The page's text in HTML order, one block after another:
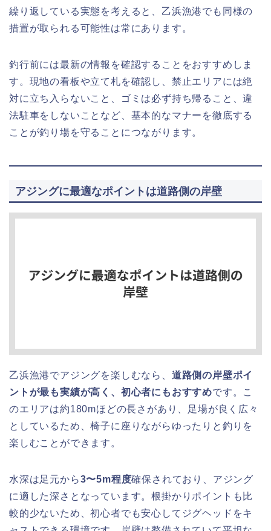
繰り返している実態を考えると、乙浜漁港でも同様の
措置が取られる可能性は常にあります。
釣行前には最新の情報を確認することをおすすめしま
す。現地の看板や立て札を確認し、禁止エリアには絶
対に立ち入らないこと、ゴミは必ず持ち帰ること、違
法駐車をしないことなど、基本的なマナーを徹底する
ことが釣り場を守ることにつながります。
アジングに最適なポイントは道路側の岸壁
乙浜漁港でアジングを楽しむなら、 道路側の岸壁ポイ
ントが最も実績が高く、初心者にもおすすめです。こ
のエリアは約180mほどの長さがあり、足場が良く広々
としているため、椅子に座りながらゆったりと釣りを
楽しむことができます。
水深は足元から3〜5m程度確保されており、アジング
に適した深さとなっています。根掛かりポイントも比
較的少ないため、初心者でも安心してジグヘッドをキ